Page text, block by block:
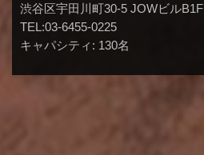
渋谷区宇田川町30-5 JOWビルB1F
TEL:03-6455-0225
キャパシティ: 130名